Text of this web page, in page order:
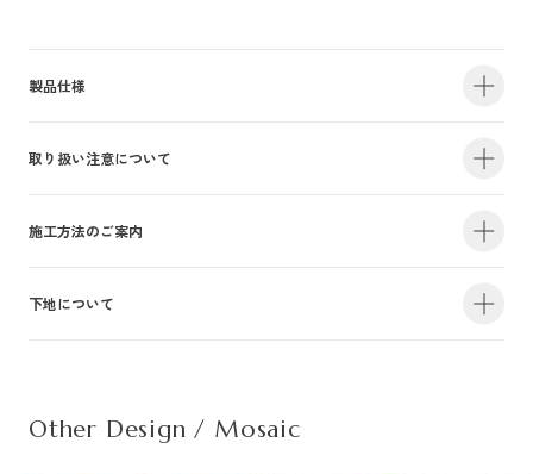
製品仕様
・サイズ
940mm×47m（有効巾900mm・m切売り）
・防カビ性能
取り扱い注意について
| 1.防火性能について |
建物内の内装仕上げに関しては、建築基準法により防火上の基準が定められ
ださい。詳細は下地についてをご参照ください。
施工方法のご案内
詳しい施工方法のご案内につきましては、PDFをご覧ください。
下地について
また種別は随時追加・変更がなされております。必ず最新の情報をご確認く
Other Design / Mosaic